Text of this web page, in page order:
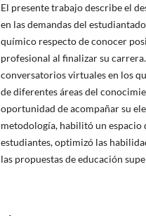
El presente trabajo describe el
en las demandas del
químico respecto de conocer
profesional al finalizar su
conversatorios virtuales en los
de diferentes áreas del
oportunidad de acompañar su
metodología, habilitó un
estudiantes, optimizó las
las propuestas de educación